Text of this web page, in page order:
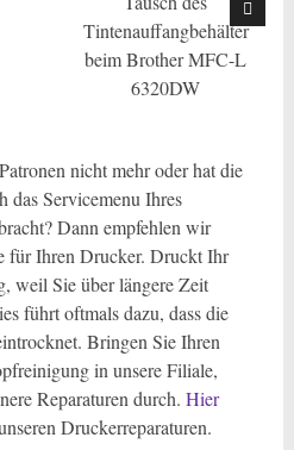
Tintenauffangbehälter
beim Brother MFC-L
6320DW
nicht mehr oder hat die
Servicemenu Ihres
Dann empfehlen wir
für Ihren Drucker. Druckt Ihr
weil Sie über längere Zeit
führt oftmals dazu, dass die
Bringen Sie Ihren
in unsere Filiale,
Reparaturen durch. Hier
Druckerreparaturen.